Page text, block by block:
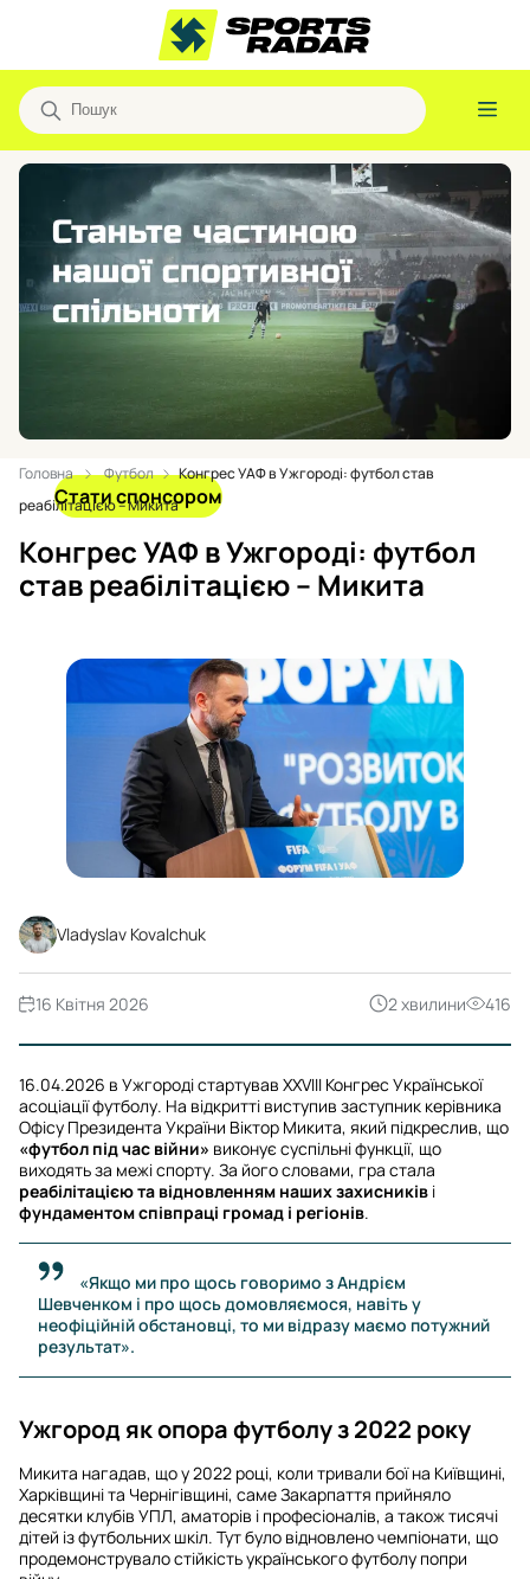
Стати спонсором
Головна Футбол
Конгрес УАФ в Ужгороді: футбол став
реабілітацією – Микита
Конгрес УАФ в Ужгороді: футбол
став реабілітацією – Микита
Vladyslav Kovalchuk
2 хвилини 416
16 Квітня 2026
16.04.2026 в Ужгороді стартував ХХVІІІ Конгрес Української
асоціації футболу. На відкритті виступив заступник керівника
Офісу Президента України Віктор Микита, який підкреслив, що
«футбол під час війни» виконує суспільні функції, що
виходять за межі спорту. За його словами, гра стала
реабілітацією та відновленням наших захисників і
фундаментом співпраці громад і регіонів.
«Якщо ми про щось говоримо з Андрієм
Шевченком і про щось домовляємося, навіть у
неофіційній обстановці, то ми відразу маємо потужний
результат».
Ужгород як опора футболу з 2022 року
Микита нагадав, що у 2022 році, коли тривали бої на Київщині,
Харківщині та Чернігівщині, саме Закарпаття прийняло
десятки клубів УПЛ, аматорів і професіоналів, а також тисячі
дітей із футбольних шкіл. Тут було відновлено чемпіонати, що
продемонструвало стійкість українського футболу попри